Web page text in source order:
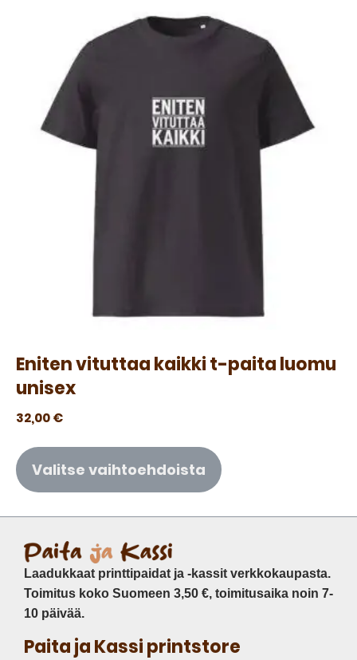
Eniten vituttaa kaikki t-paita luomu
unisex
32,00€
Valitse vaihtoehdoista
Laadukkaat printtipaidat ja -kassit verkkokaupasta.
Toimitus koko Suomeen 3,50 €, toimitusaika noin 7-
10 päivää.
Paita ja Kassi printstore